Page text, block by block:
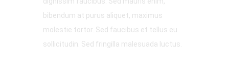
bibendum at purus aliquet, maximus
molestie tortor. Sed faucibus et tellus eu
sollicitudin. Sed fringilla malesuada luctus.